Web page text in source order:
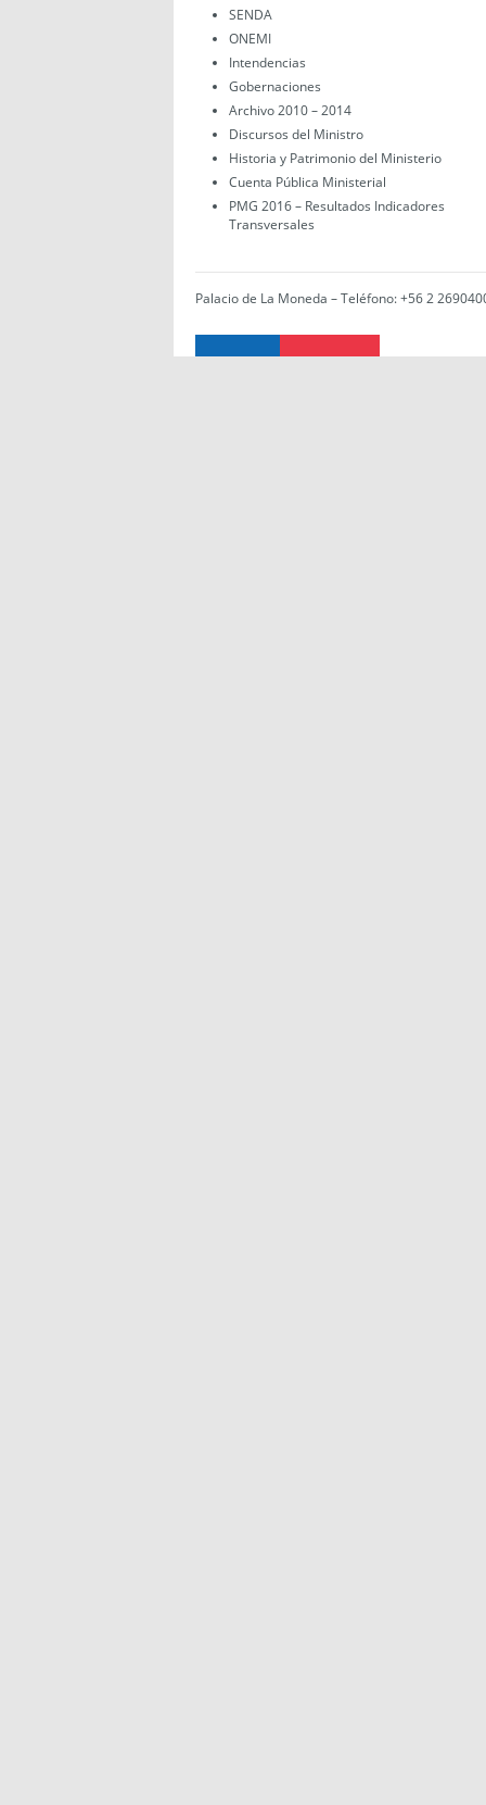
SENDA
ONEMI
Intendencias
Gobernaciones
Archivo 2010 – 2014
Discursos del Ministro
Historia y Patrimonio del Ministerio
Cuenta Pública Ministerial
PMG 2016 – Resultados Indicadores
Transversales
Palacio de La Moneda – Teléfono: +56 2